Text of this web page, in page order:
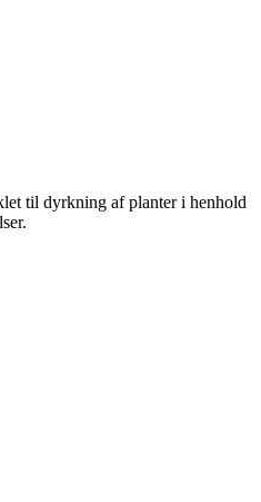
til dyrkning af planter i henhold